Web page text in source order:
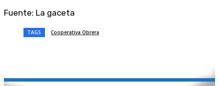
Fuente: La gaceta
TAGS Cooperativa Obrera